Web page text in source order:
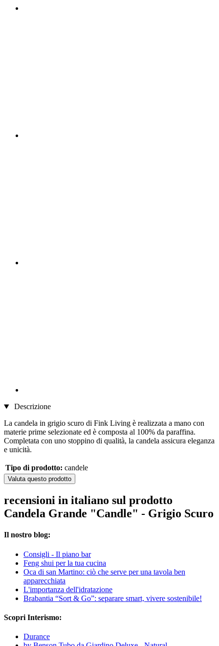
Descrizione
La candela in grigio scuro di Fink Living è realizzata a mano con
materie prime selezionate ed è composta al 100% da paraffina.
Completata con uno stoppino di qualità, la candela assicura eleganza
e unicità.
Tipo di prodotto: candele
Valuta questo prodotto
recensioni in italiano sul prodotto
Candela Grande "Candle" - Grigio Scuro
Il nostro blog:
Consigli - Il piano bar
Feng shui per la tua cucina
Oca di san Martino: ciò che serve per una tavola ben
apparecchiata
L'importanza dell'idratazione
Brabantia “Sort & Go”: separare smart, vivere sostenibile!
Scopri Interismo:
Durance